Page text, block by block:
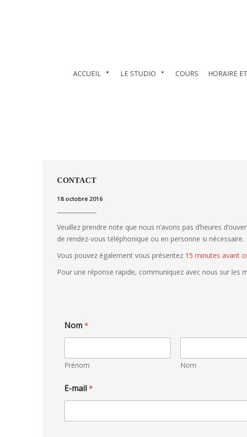
ACCUEIL LE STUDIO COURS HORAIRE
CONTACT
18 octobre 2016
Veuillez prendre note que nous n’avons pas d’heures
de rendez-vous téléphonique ou en personne si nécessaire.
Vous pouvez également vous présentez 15 minutes avant
Pour une réponse rapide, communiquez avec nous sur les
Nom*
Prénom Nom
E-mail*